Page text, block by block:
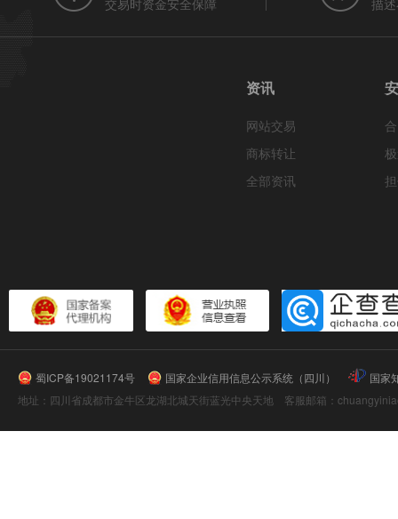
交易时资金安全保障 描
资讯
网站交易
商标转让
全部资讯
蜀ICP备19021174号 国家企业信用信息公示系统（四川）
国家
地址：四川省成都市金牛区龙湖北城天街蓝光中央天地 客服邮箱：